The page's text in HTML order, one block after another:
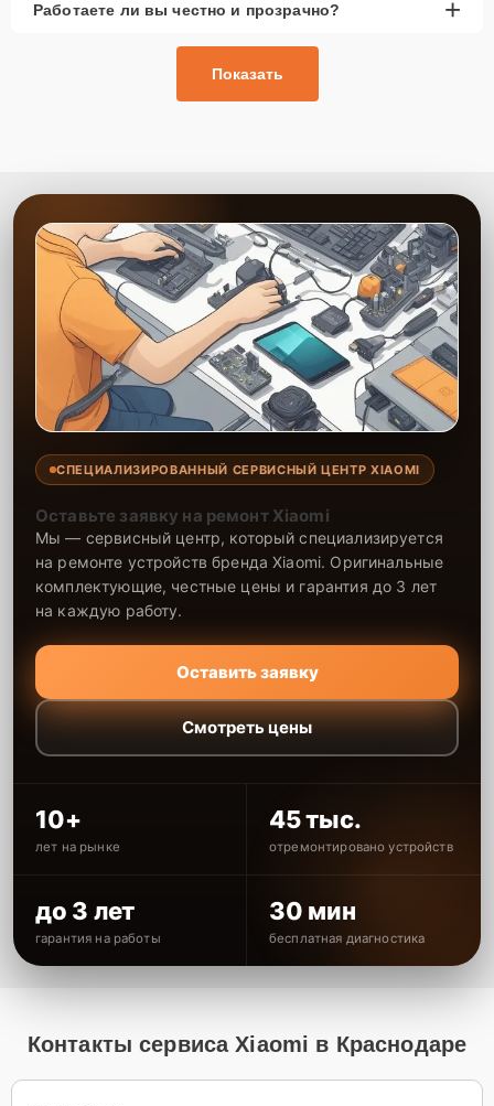
Работаете ли вы честно и прозрачно? +
Показать
СПЕЦИАЛИЗИРОВАННЫЙ СЕРВИСНЫЙ ЦЕНТР XIAOMI
Оставьте заявку на ремонт Xiaomi
Мы — сервисный центр, который специализируется
на ремонте устройств бренда Xiaomi. Оригинальные
комплектующие, честные цены и гарантия до 3 лет
на каждую работу.
Оставить заявку
Смотреть цены
10+
лет на рынке
45 тыс.
отремонтировано устройств
до 3 лет
гарантия на работы
30 мин
бесплатная диагностика
Контакты сервиса Xiaomi в Краснодаре